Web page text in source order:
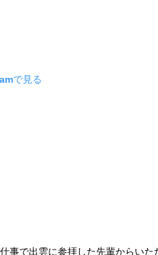
で見る
事で出雲に参拝した先輩からいた